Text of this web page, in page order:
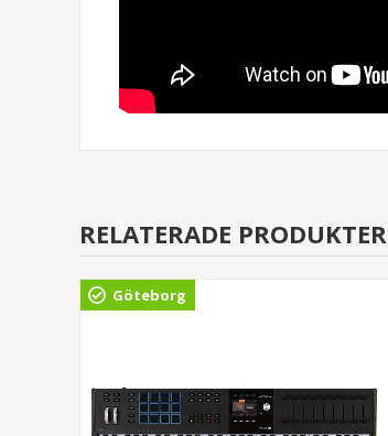
RELATERADE PRODUKTER
Göteborg